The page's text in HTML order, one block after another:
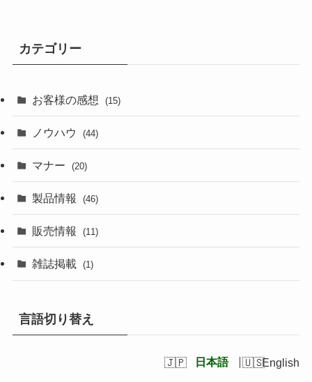
カテゴリー
お客様の感想 (15)
ノウハウ (44)
マナー (20)
製品情報 (46)
販売情報 (11)
雑誌掲載 (1)
言語切り替え
English
日本語